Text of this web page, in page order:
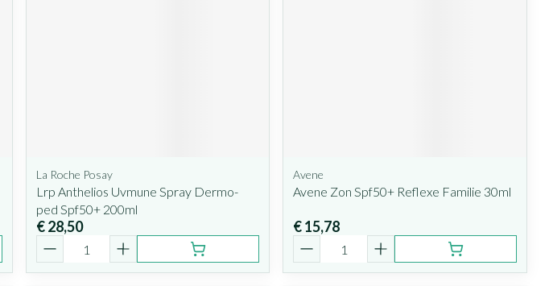
La Roche Posay
Lrp Anthelios Uvmune Spray Dermo-
ped Spf50+ 200ml
€ 28,50
Avene
Avene Zon Spf50+ Reflexe Familie 30ml
€ 15,78